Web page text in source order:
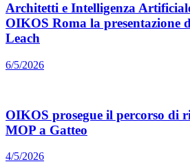
Architetti e Intelligenza
OIKOS Roma la presentazione
Leach
6/5/2026
OIKOS prosegue il percorso di
MOP a Gatteo
4/5/2026